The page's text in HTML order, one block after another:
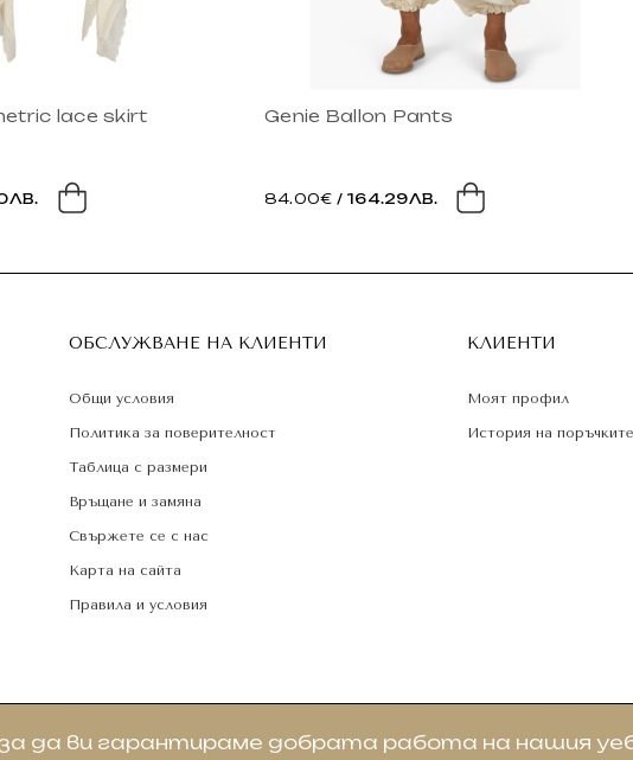
lace skirt Genie Ballon Pants
84.00€ / 164.29ЛВ.
да ви гарантираме добрата работа на нашия
ОБСЛУЖВАНЕ НА КЛИЕНТИ
Общи условия
Политика за поверителност
Таблица с размери
Връщане и замяна
Свържете се с нас
Карта на сайта
Правила и условия
КЛИЕНТИ
Моят профил
История на поръчките